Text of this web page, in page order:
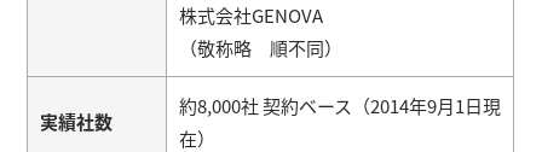
株式会社GENOVA
（敬称略 順不同）
実績社数
約8,000社 契約ベース（2014年9月1日現
在）